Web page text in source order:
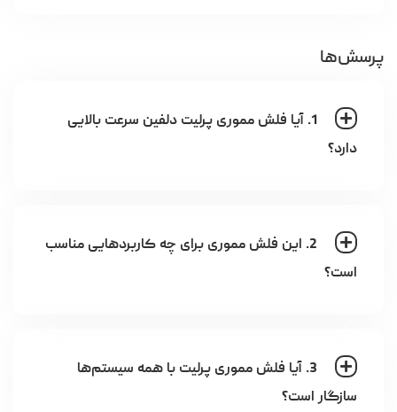
پرسش‌ها
1. آیا فلش مموری پرلیت دلفین سرعت بالایی
دارد؟
2. این فلش مموری برای چه کاربردهایی مناسب
است؟
3. آیا فلش مموری پرلیت با همه سیستم‌ها
سازگار است؟